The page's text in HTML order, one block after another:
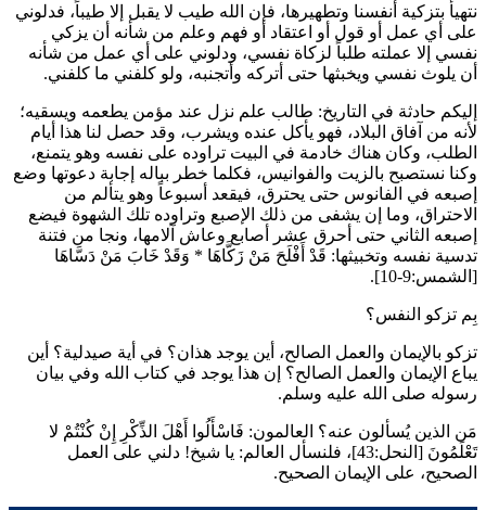
نتهيأ بتزكية أنفسنا وتطهيرها، فإن الله طيب لا يقبل إلا طيباً، فدلوني
على أي عمل أو قول أو اعتقاد أو فهم وعلم من شأنه أن يزكي
نفسي إلا عملته طلباً لزكاة نفسي، ودلوني على أي عمل من شأنه
أن يلوث نفسي ويخبثها حتى أتركه وأتجنبه، ولو كلفني ما كلفني.
إليكم حادثة في التاريخ: طالب علم نزل عند مؤمن يطعمه ويسقيه؛
لأنه من آفاق البلاد، فهو يأكل عنده ويشرب، وقد حصل لنا هذا أيام
الطلب، وكان هناك خادمة في البيت تراوده على نفسه وهو يتمنع،
وكنا نستصبح بالزيت والفوانيس، فكلما خطر بباله إجابة دعوتها وضع
إصبعه في الفانوس حتى يحترق، فيقعد أسبوعاً وهو يتألم من
الاحتراق، وما إن يشفى من ذلك الإصبع وتراوده تلك الشهوة فيضع
إصبعه الثاني حتى أحرق عشر أصابع وعاش آلامها، ونجا من فتنة
تدسية نفسه وتخبيثها: قَدْ أَفْلَحَ مَنْ زَكَّاهَا * وَقَدْ خَابَ مَنْ دَسَّاهَا
[الشمس:9-10].
بِم تزكو النفس؟
تزكو بالإيمان والعمل الصالح، أين يوجد هذان؟ في أية صيدلية؟ أين
يباع الإيمان والعمل الصالح؟ إن هذا يوجد في كتاب الله وفي بيان
رسوله صلى الله عليه وسلم.
مَن الذين يُسألون عنه؟ العالمون: فَاسْأَلُوا أَهْلَ الذِّكْرِ إِنْ كُنْتُمْ لا
تَعْلَمُونَ
[النحل:43]، فلنسأل العالم: يا شيخ! دلني على العمل
الصحيح، على الإيمان الصحيح.